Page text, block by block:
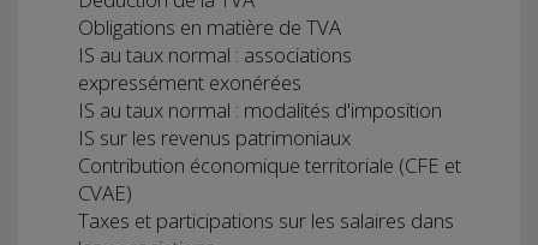
Obligations en matière de TVA
IS au taux normal : associations
expressément exonérées
IS au taux normal : modalités d'imposition
IS sur les revenus patrimoniaux
Contribution économique territoriale (CFE et
CVAE)
Taxes et participations sur les salaires dans